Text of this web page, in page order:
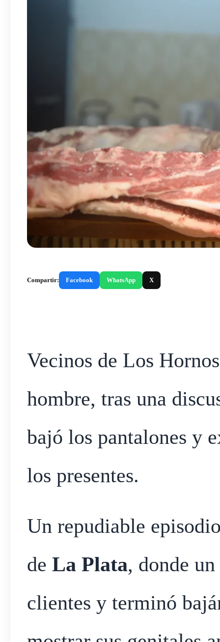
Compartir: Facebook WhatsApp X
Vecinos de Los
hombre, tras una
bajó los pantalones y
los presentes.
Un repudiable
de La Plata, donde
clientes y terminó